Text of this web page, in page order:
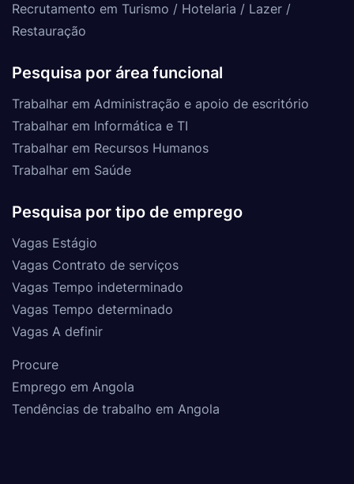
Recrutamento em Turismo / Hotelaria / Lazer /
Restauração
Pesquisa por área funcional
Trabalhar em Administração e apoio de escritório
Trabalhar em Informática e TI
Trabalhar em Recursos Humanos
Trabalhar em Saúde
Pesquisa por tipo de emprego
Vagas Estágio
Vagas Contrato de serviços
Vagas Tempo indeterminado
Vagas Tempo determinado
Vagas A definir
Procure
Emprego em Angola
Tendências de trabalho em Angola